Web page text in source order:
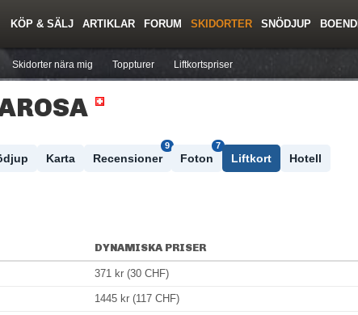
KÖP & SÄLJ ARTIKLAR FORUM SKIDORTER
Skidorter nära mig Toppturer Liftkortspriser
SNÖDJUP
Karta Recensioner
9
Foton
7
Liftkort Hotell
DYNAMISKA PRISER
371 kr (30 CHF)
1445 kr (117 CHF)